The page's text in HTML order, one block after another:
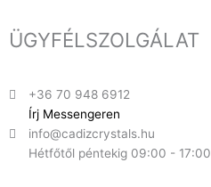
ÜGYFÉLSZOLGÁLAT
+36 70 948 6912
Írj Messengeren
info@cadizcrystals.hu
Hétfőtől péntekig 09:00 - 17:00